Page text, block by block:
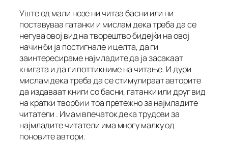
Уште од мали нозе ни читаа басни или ни
поставуваа гатанки и мислам дека треба да се
негува овој вид на творештво бидејќи на овој
начин би ја постигнале и целта, да ги
заинтересираме најмладите да ја засакаат
книгата и да ги поттикниме на читање. И дури
мислам дека треба да се стимулираат авторите
да издаваат книги со басни, гатанки или друг вид
на кратки творби и тоа претежно за најмладите
читатели . Имам впечаток дека трудови за
најмладите читатели има многу малку од
поновите автори.